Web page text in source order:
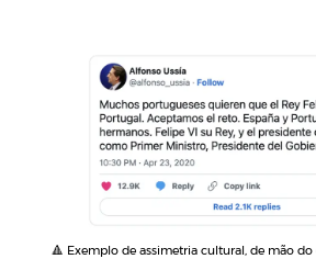
🔺 Exemplo de assimetria cultural, de mão